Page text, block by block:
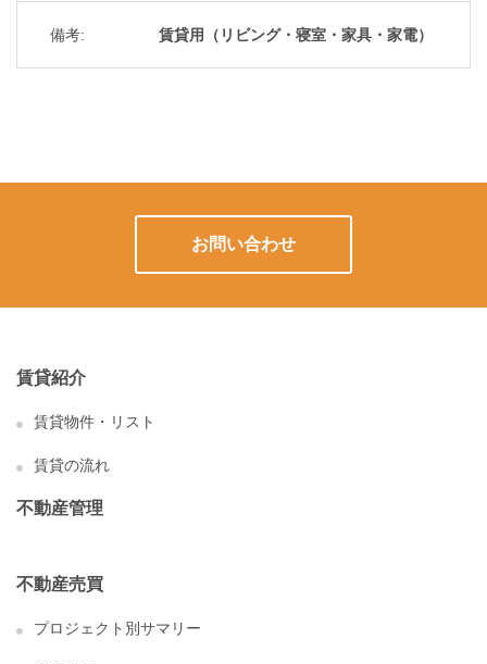
備考: 賃貸用（リビング・寝室・家具・家電）
お問い合わせ
賃貸紹介
賃貸物件・リスト
賃貸の流れ
不動産管理
不動産売買
プロジェクト別サマリー